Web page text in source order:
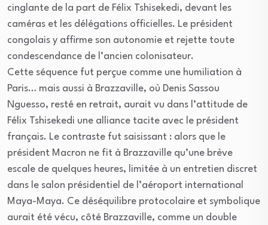
cinglante de la part de Félix Tshisekedi, devant les
caméras et les délégations officielles. Le président
congolais y affirme son autonomie et rejette toute
condescendance de l’ancien colonisateur.
Cette séquence fut perçue comme une humiliation à
Paris… mais aussi à Brazzaville, où Denis Sassou
Nguesso, resté en retrait, aurait vu dans l’attitude de
Félix Tshisekedi une alliance tacite avec le président
français. Le contraste fut saisissant : alors que le
président Macron ne fit à Brazzaville qu’une brève
escale de quelques heures, limitée à un entretien discret
dans le salon présidentiel de l’aéroport international
Maya-Maya. Ce déséquilibre protocolaire et symbolique
aurait été vécu, côté Brazzaville, comme un double